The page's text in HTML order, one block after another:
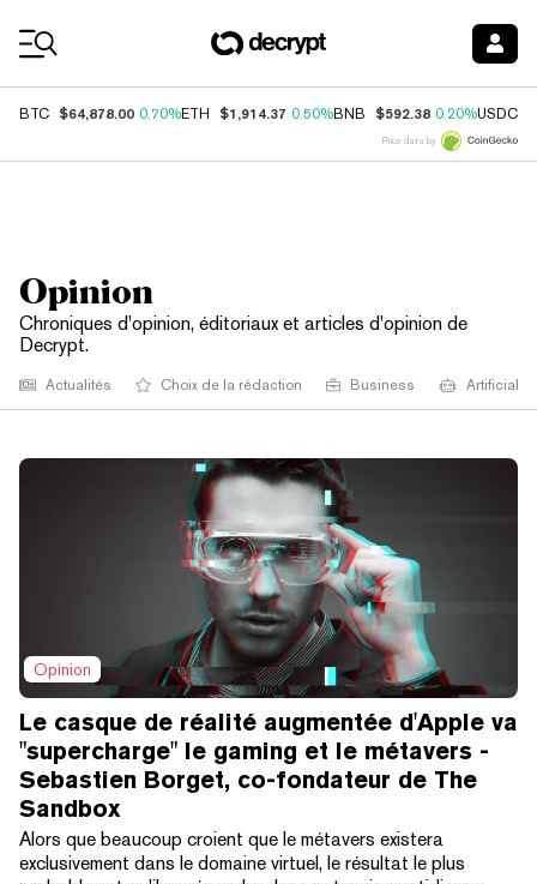
BTC $64,878.00 0.70%ETH $1,914.37 0.50%BNB $592.38 0.20%USDC
Price data by
Opinion
Chroniques d'opinion, éditoriaux et articles d'opinion de
Decrypt.
Actualités Choix de la rédaction Business Artificial
Opinion
Le casque de réalité augmentée d'Apple va
"supercharge" le gaming et le métavers -
Sebastien Borget, co-fondateur de The
Sandbox
Alors que beaucoup croient que le métavers existera
exclusivement dans le domaine virtuel, le résultat le plus